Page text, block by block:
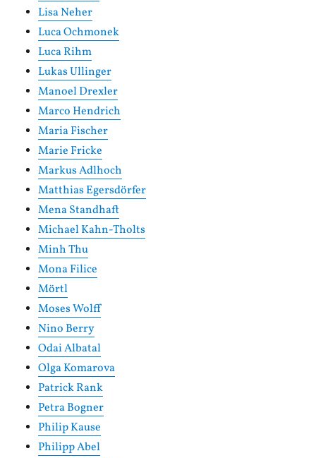
Lisa Neher
Luca Ochmonek
Luca Rihm
Lukas Ullinger
Manoel Drexler
Marco Hendrich
Maria Fischer
Marie Fricke
Markus Adlhoch
Matthias Egersdörfer
Mena Standhaft
Michael Kahn-Tholts
Minh Thu
Mona Filice
Mörtl
Moses Wolff
Nino Berry
Odai Albatal
Olga Komarova
Patrick Rank
Petra Bogner
Philip Kause
Philipp Abel